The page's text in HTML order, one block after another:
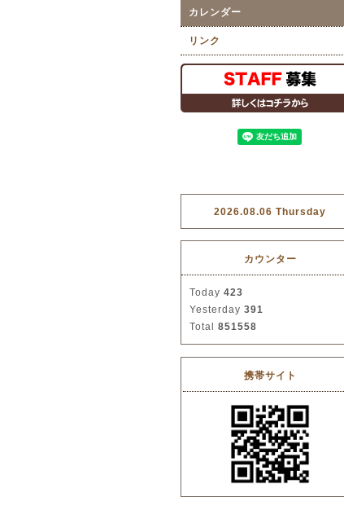
カレンダー
リンク
2026.08.06 Thursday
カウンター
Today 423
Yesterday 391
Total 851558
携帯サイト